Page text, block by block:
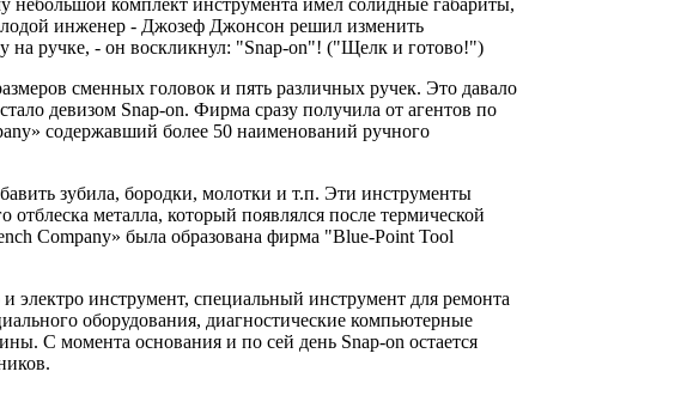
небольшой комплект инструмента имел солидные габариты,
инженер - Джозеф Джонсон решил изменить
на ручке, - он воскликнул: "Snap-on"! ("Щелк и готово!")
сменных головок и пять различных ручек. Это давало
девизом Snap-on. Фирма сразу получила от агентов по
содержавший более 50 наименований ручного
зубила, бородки, молотки и т.п. Эти инструменты
металла, который появлялся после термической
Company» была образована фирма "Blue-Point Tool
электро инструмент, специальный инструмент для ремонта
оборудования, диагностические компьютерные
С момента основания и по сей день Snap-on остается